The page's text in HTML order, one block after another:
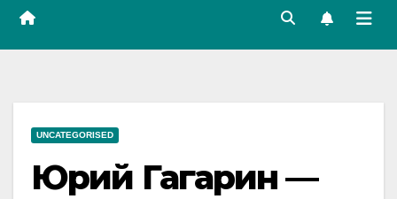
UNCATEGORISED
Юрий Гагарин —